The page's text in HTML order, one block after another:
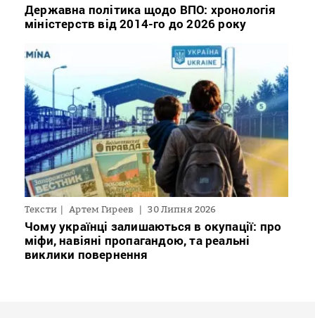
Державна політика щодо ВПО: хронологія
міністерств від 2014-го до 2026 року
Тексти Артем Гиреев 30 Липня 2026
Чому українці залишаються в окупації: про
міфи, навіяні пропагандою, та реальні
виклики повернення